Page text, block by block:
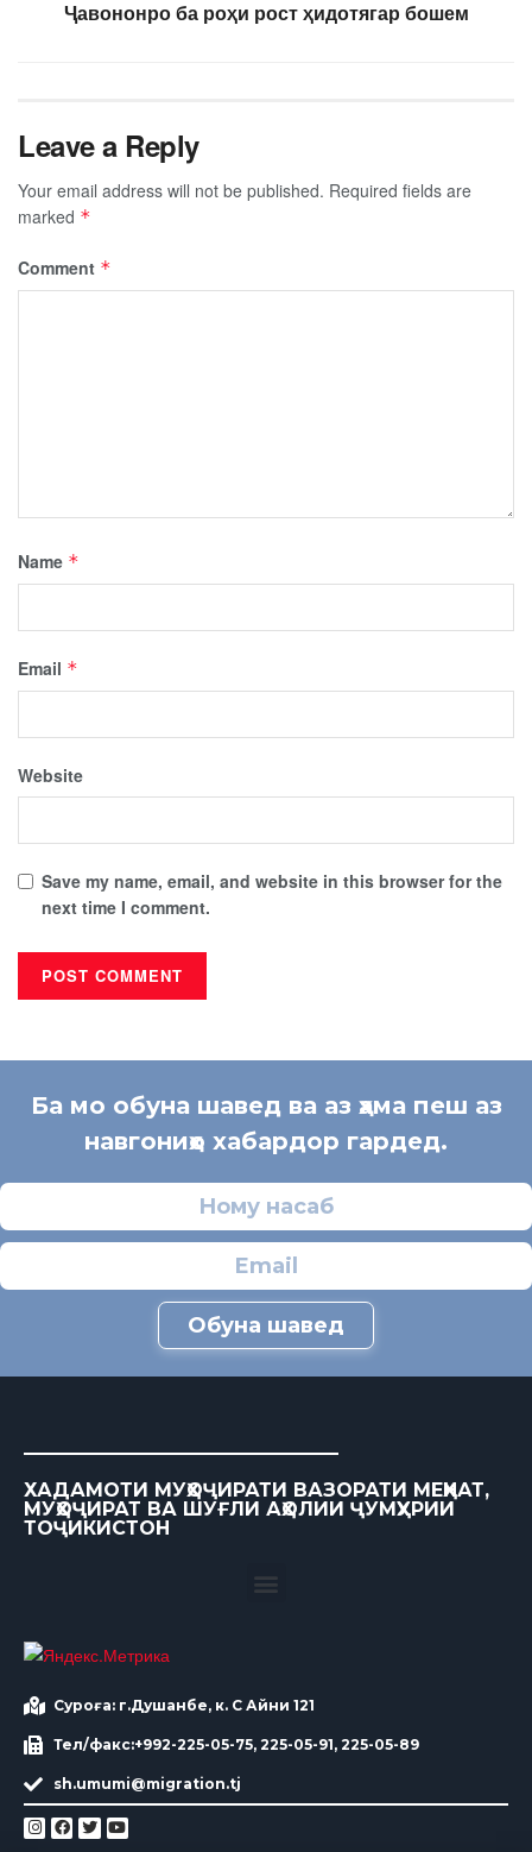
Ҷавононро ба роҳи рост ҳидотягар бошем
Leave a Reply
Your email address will not be published. Required fields are
marked *
Comment *
Name *
Email *
Website
Save my name, email, and website in this browser for the
next time I comment.
Ба мо обуна шавед ва аз ҳама пеш аз
навгониҳо хабардор гардед.
Обуна шавед
ХАДАМОТИ МУҲОҶИРАТИ ВАЗОРАТИ МЕҲНАТ,
МУҲОҶИРАТ ВА ШУҒЛИ АҲОЛИИ ҶУМҲУРИИ
ТОҶИКИСТОН
Суроға: г.Душанбе, к. С Айни 121
Тел/факс:+992-225-05-75, 225-05-91, 225-05-89
sh.umumi@migration.tj